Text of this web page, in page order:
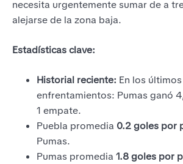
necesita urgentemente sumar de a
alejarse de la zona baja.
Estadísticas clave:
Historial reciente: En los
enfrentamientos: Pumas ganó
1 empate.
Puebla promedia 0.2 goles por
Pumas.
Pumas promedia 1.8 goles por